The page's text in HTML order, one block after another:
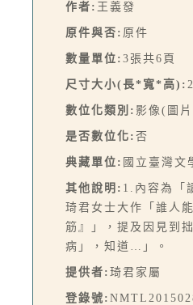
作者: 王義發
原件與否: 原件
數量單位: 3張共6頁
尺寸大小(長*寬*高):
數位化類別: 影像(圖
是否數位化: 否
典藏單位: 國立臺灣文
其他說明: 1.內容為「
琦君女士大作「誰人
筋』」，提及因見到
病」，知道…」。
提供者: 琦君家屬
登錄號: